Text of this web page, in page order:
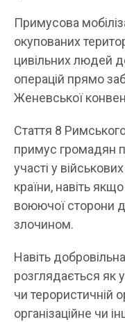
Примусова
окупованих
цивільних людей
операцій прямо
Женевської
Стаття 8
примус громадян
участі у
країни, навіть
воюючої сторони
злочином.
Навіть
розглядається як
чи терористичній
організаційне чи